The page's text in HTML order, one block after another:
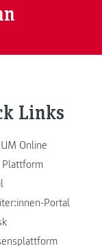
Links
Online
Portal